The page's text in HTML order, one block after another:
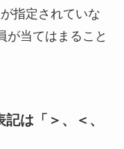
指定されていな
が当てはまること
は「＞、＜、